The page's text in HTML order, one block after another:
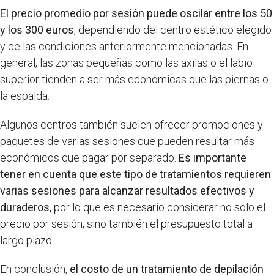
El precio promedio por sesión puede oscilar entre los 50
y los 300 euros, dependiendo del centro estético elegido
y de las condiciones anteriormente mencionadas. En
general, las zonas pequeñas como las axilas o el labio
superior tienden a ser más económicas que las piernas o
la espalda.
Algunos centros también suelen ofrecer promociones y
paquetes de varias sesiones que pueden resultar más
económicos que pagar por separado. Es importante
tener en cuenta que este tipo de tratamientos requieren
varias sesiones para alcanzar resultados efectivos y
duraderos,por lo que es necesario considerar no solo el
precio por sesión, sino también el presupuesto total a
largo plazo.
En conclusión, el costo de un tratamiento de depilación